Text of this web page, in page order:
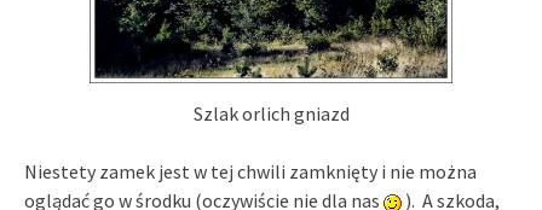
Szlak orlich gniazd
Niestety zamek jest w tej chwili zamknięty i nie można
oglądać go w środku (oczywiście nie dla nas
). A szkoda,